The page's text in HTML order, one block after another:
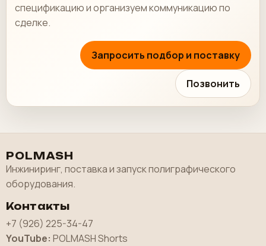
спецификацию и организуем коммуникацию по
сделке.
Запросить подбор и поставку
Позвонить
POLMASH
Инжиниринг, поставка и запуск полиграфического
оборудования.
Контакты
+7 (926) 225-34-47
YouTube: POLMASH Shorts